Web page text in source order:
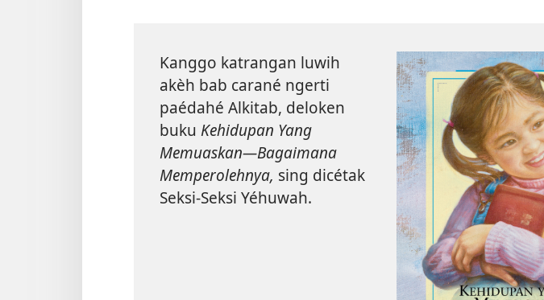
Kanggo katrangan luwih
akèh bab carané ngerti
paédahé Alkitab, deloken
buku Kehidupan Yang
Memuaskan—Bagaimana
Memperolehnya, sing dicétak
Seksi-Seksi Yéhuwah.